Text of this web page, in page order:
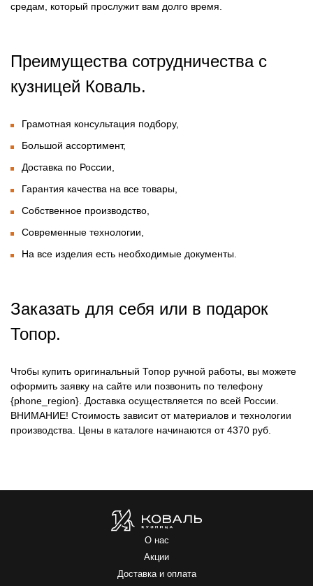
средам, который прослужит вам долго время.
Преимущества сотрудничества с
кузницей Коваль.
Грамотная консультация подбору,
Большой ассортимент,
Доставка по России,
Гарантия качества на все товары,
Собственное производство,
Современные технологии,
На все изделия есть необходимые документы.
Заказать для себя или в подарок
Топор.
Чтобы купить оригинальный Топор ручной работы, вы можете
оформить заявку на сайте или позвонить по телефону
{phone_region}. Доставка осуществляется по всей России.
ВНИМАНИЕ! Стоимость зависит от материалов и технологии
производства. Цены в каталоге начинаются от 4370 руб.
О нас
Акции
Доставка и оплата